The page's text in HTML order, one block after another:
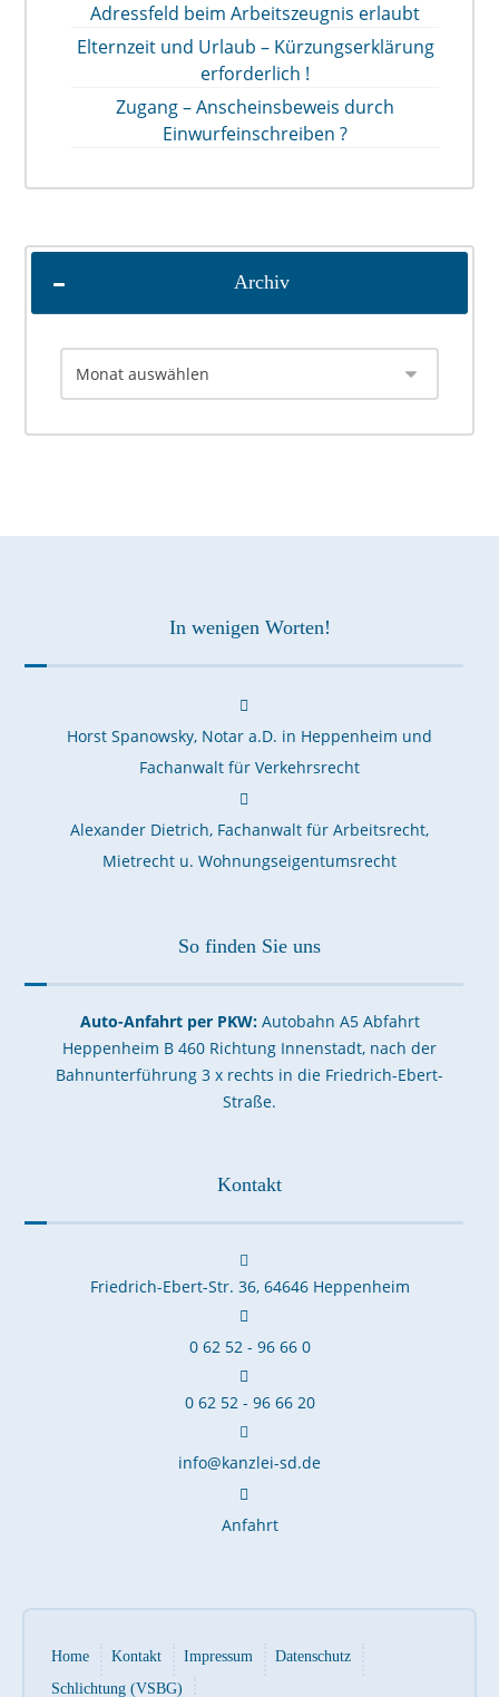
Adressfeld beim Arbeitszeugnis erlaubt
Elternzeit und Urlaub – Kürzungserklärung
erforderlich !
Zugang – Anscheinsbeweis durch
Einwurfeinschreiben ?
Archiv
In wenigen Worten!
Horst Spanowsky, Notar a.D. in Heppenheim und
Fachanwalt für Verkehrsrecht
Alexander Dietrich, Fachanwalt für Arbeitsrecht,
Mietrecht u. Wohnungseigentumsrecht
So finden Sie uns
Auto-Anfahrt per PKW:Autobahn A5 Abfahrt
Heppenheim B 460 Richtung Innenstadt, nach der
Bahnunterführung 3 x rechts in die Friedrich-Ebert-
Straße.
Kontakt
Friedrich-Ebert-Str. 36, 64646 Heppenheim
0 62 52 - 96 66 0
0 62 52 - 96 66 20
info@kanzlei-sd.de
Anfahrt
Home Kontakt Impressum
Datenschutz
Schlichtung (VSBG)